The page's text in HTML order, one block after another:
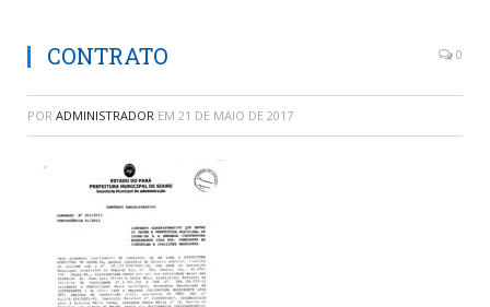
CONTRATO 0
POR ADMINISTRADOR EM 21 DE MAIO DE 2017